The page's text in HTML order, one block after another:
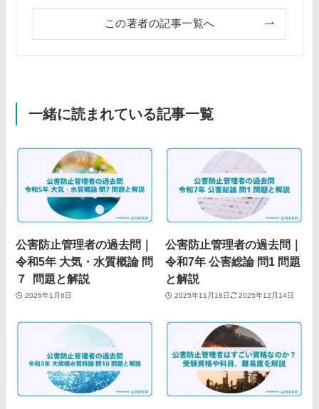
この著者の記事一覧へ
一緒に読まれている記事一覧
公害防止管理者の過去問｜
令和5年 大気・水質概論 問
７ 問題と解説
2026年1月6日
公害防止管理者の過去問｜
令和7年 公害総論 問1 問題
と解説
2025年11月18日 2025年12月14日